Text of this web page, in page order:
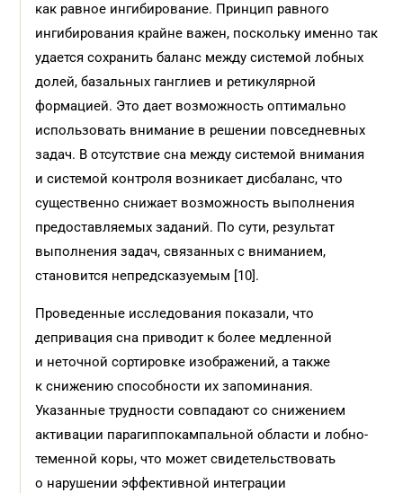
как равное ингибирование. Принцип равного
ингибирования крайне важен, поскольку именно так
удается сохранить баланс между системой лобных
долей, базальных ганглиев и ретикулярной
формацией. Это дает возможность оптимально
использовать внимание в решении повседневных
задач. В отсутствие сна между системой внимания
и системой контроля возникает дисбаланс, что
существенно снижает возможность выполнения
предоставляемых заданий. По сути, результат
выполнения задач, связанных с вниманием,
становится непредсказуемым [10].
Проведенные исследования показали, что
депривация сна приводит к более медленной
и неточной сортировке изображений, а также
к снижению способности их запоминания.
Указанные трудности совпадают со снижением
активации парагиппокампальной области и лобно-
теменной коры, что может свидетельствовать
о нарушении эффективной интеграции